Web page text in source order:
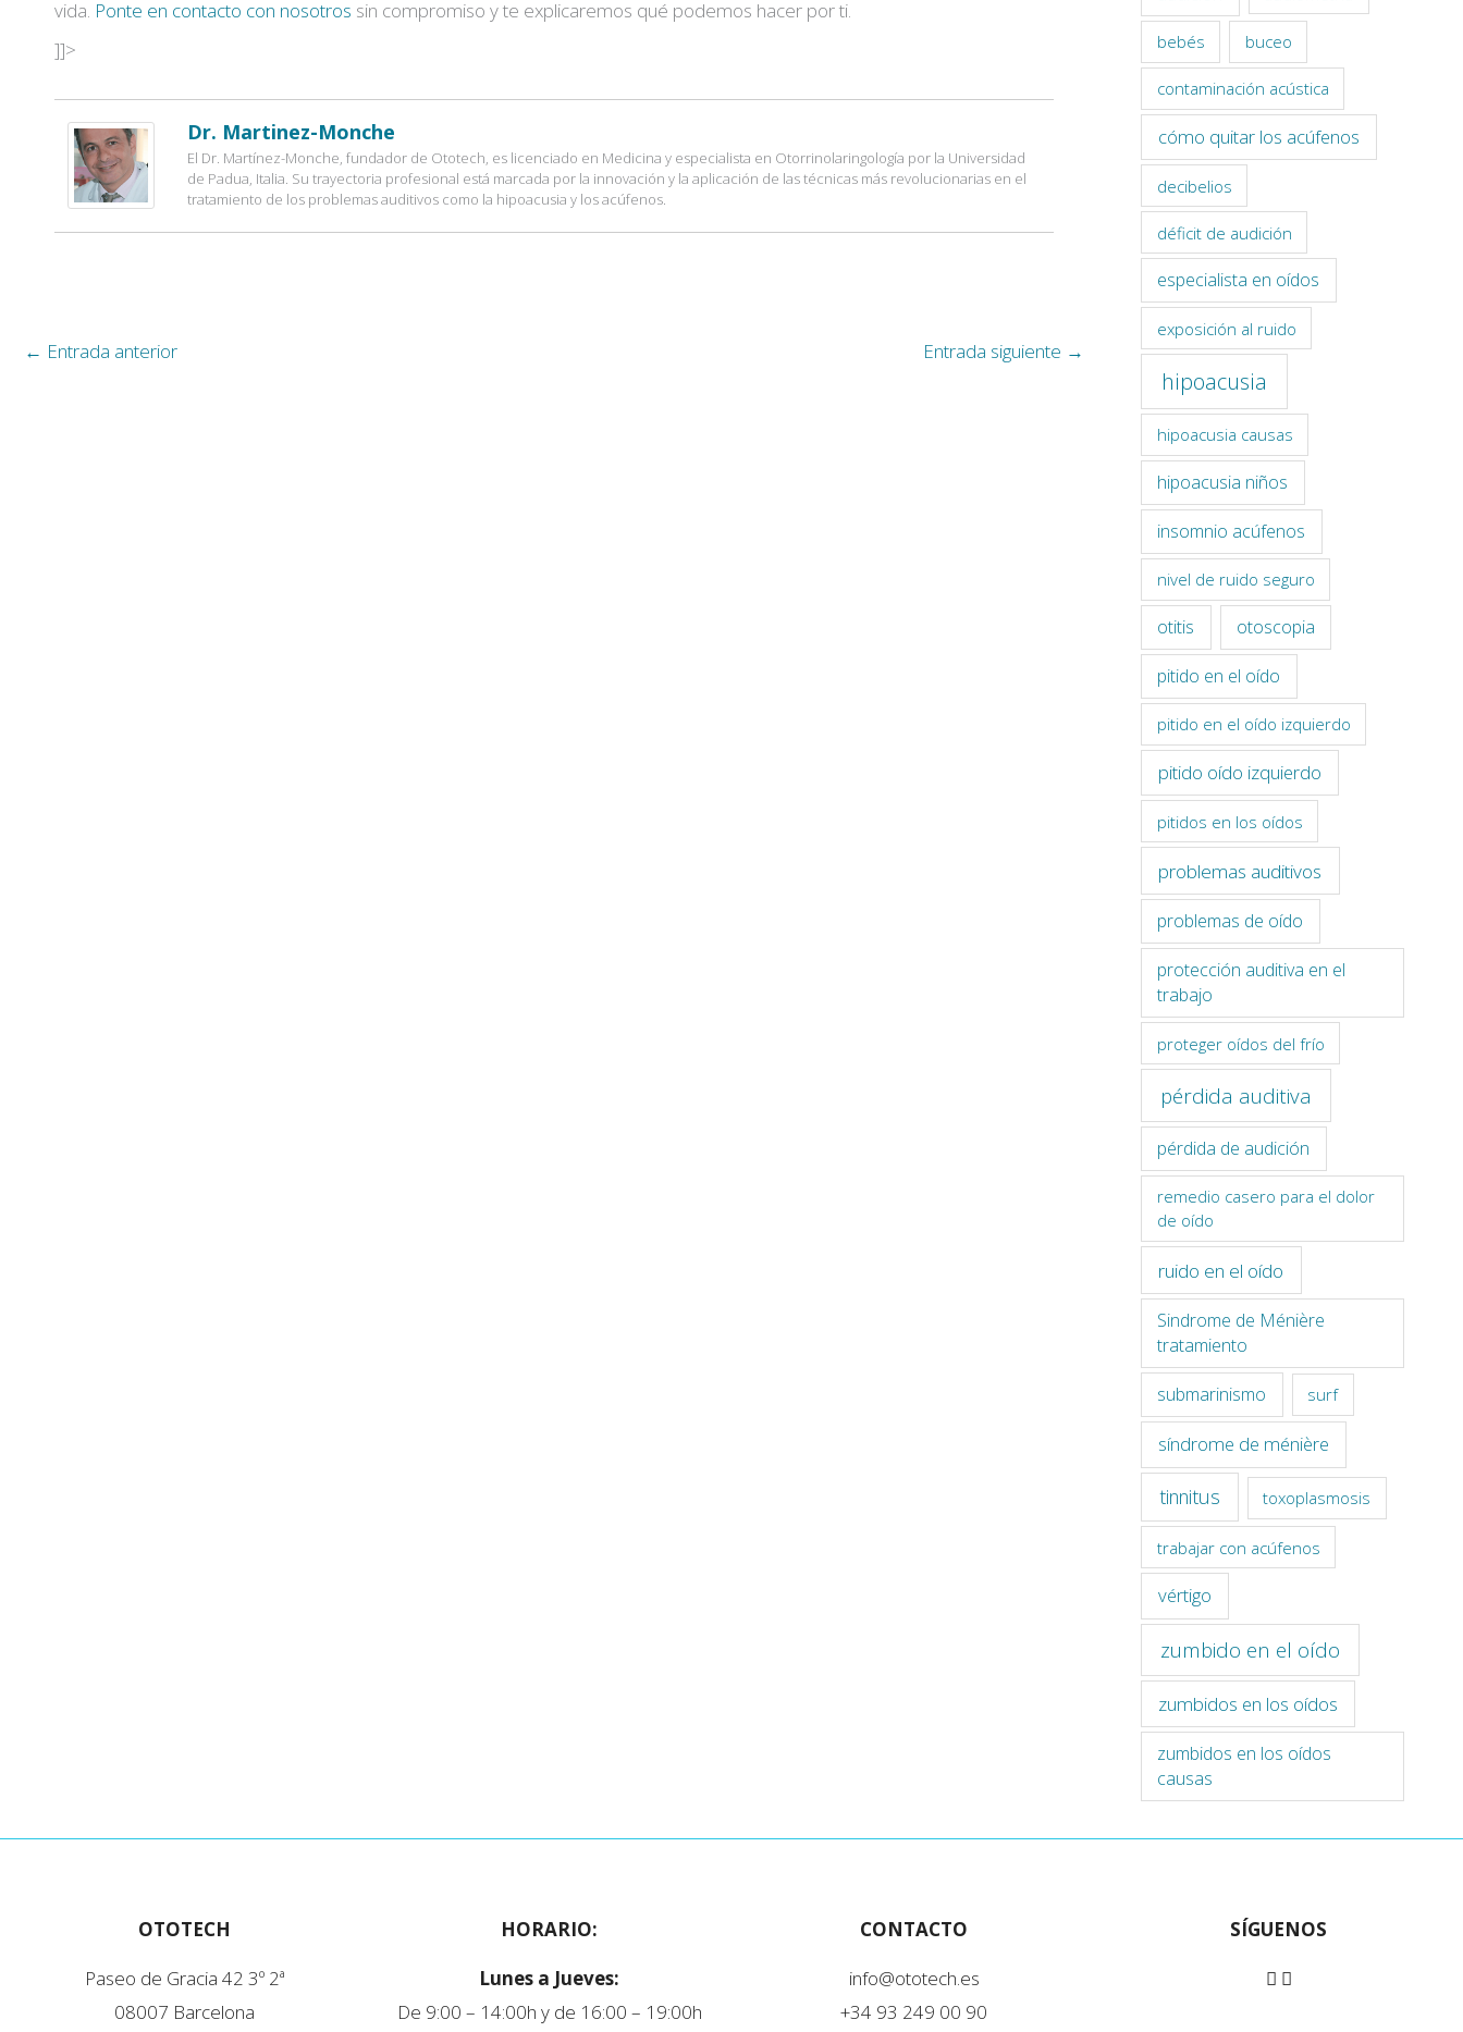
vida. Ponte en contacto con nosotros sin compromiso y te explicaremos qué podemos hacer por ti.
]]>
Dr. Martinez-Monche
El Dr. Martínez-Monche, fundador de Ototech, es licenciado en Medicina y especialista en Otorrinolaringología por la Universidad
de Padua, Italia. Su trayectoria profesional está marcada por la innovación y la aplicación de las técnicas más revolucionarias en el
tratamiento de los problemas auditivos como la hipoacusia y los acúfenos.
← Entrada anterior Entrada siguiente →
bebés buceo
contaminación acústica
cómo quitar los acúfenos
decibelios
déficit de audición
especialista en oídos
exposición al ruido
hipoacusia
hipoacusia causas
hipoacusia niños
insomnio acúfenos
nivel de ruido seguro
otitis otoscopia
pitido en el oído
pitido en el oído izquierdo
pitido oído izquierdo
pitidos en los oídos
problemas auditivos
problemas de oído
protección auditiva en el
trabajo
proteger oídos del frío
pérdida auditiva
pérdida de audición
remedio casero para el dolor
de oído
ruido en el oído
Sindrome de Ménière
tratamiento
submarinismo surf
síndrome de ménière
tinnitus toxoplasmosis
trabajar con acúfenos
vértigo
zumbido en el oído
zumbidos en los oídos
zumbidos en los oídos
causas
OTOTECH
Paseo de Gracia 42 3º 2ª
08007 Barcelona
HORARIO:
Lunes a Jueves:
De 9:00 – 14:00h y de 16:00 – 19:00h
CONTACTO
info@ototech.es
+34 93 249 00 90
SÍGUENOS